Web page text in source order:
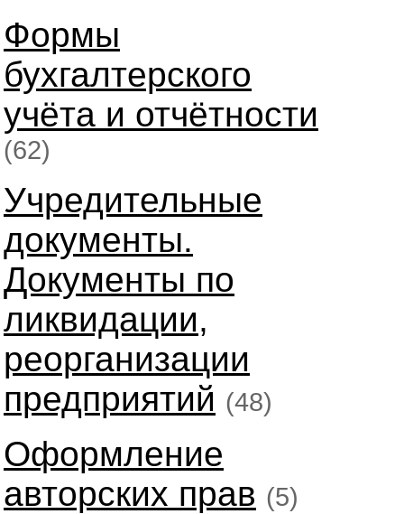
Формы
бухгалтерского
учёта и отчётности
(62)
Учредительные
документы.
Документы по
ликвидации,
реорганизации
предприятий (48)
Оформление
авторских прав (5)